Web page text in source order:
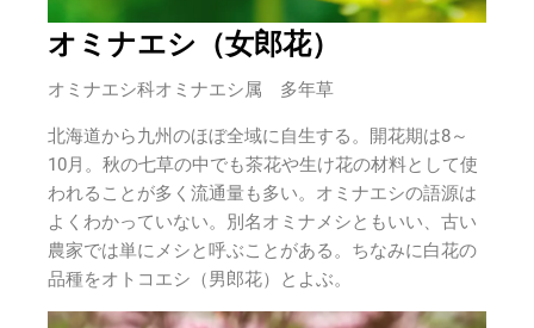
オミナエシ（女郎花）
オミナエシ科オミナエシ属 多年草
北海道から九州のほぼ全域に自生する。開花期は8～
10月。秋の七草の中でも茶花や生け花の材料として使
われることが多く流通量も多い。オミナエシの語源は
よくわかっていない。別名オミナメシともいい、古い
農家では単にメシと呼ぶことがある。ちなみに白花の
品種をオトコエシ（男郎花）とよぶ。